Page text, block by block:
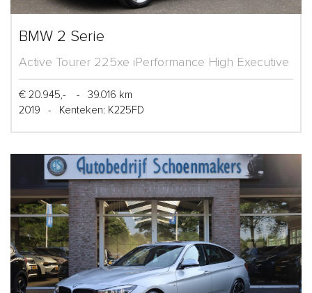
BMW 2 Serie
Active Tourer 225xe iPerformance High Executive
€ 20.945,- -
39.016 km
2019
- Kenteken: K225FD